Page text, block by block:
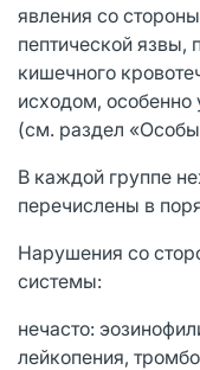
явления со
пептической
кишечного
исходом, особенно
(см. раздел
В каждой группе
перечислены в
Нарушения со
системы:
нечасто:
лейкопения,